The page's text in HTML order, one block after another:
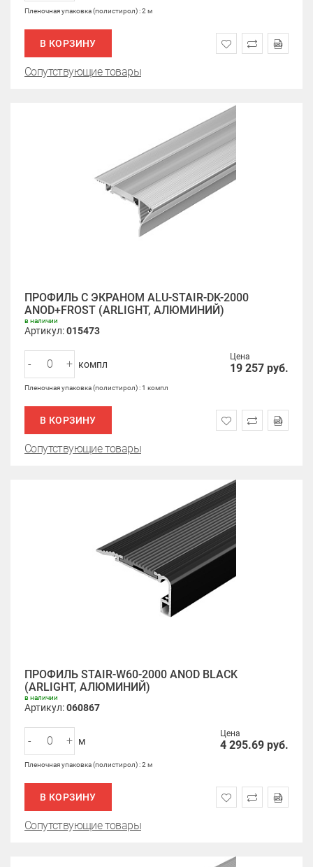
Пленочная упаковка (полистирол) : 2 м
В КОРЗИНУ
Сопутствующие товары
ПРОФИЛЬ С ЭКРАНОМ ALU-STAIR-DK-2000
ANOD+FROST (ARLIGHT, АЛЮМИНИЙ)
в наличии
Артикул:015473
Цена
19 257 руб.
- + компл
Пленочная упаковка (полистирол) : 1 компл
В КОРЗИНУ
Сопутствующие товары
ПРОФИЛЬ STAIR-W60-2000 ANOD BLACK
(ARLIGHT, АЛЮМИНИЙ)
в наличии
Артикул:060867
Цена
4 295.69 руб.
- + м
Пленочная упаковка (полистирол) : 2 м
В КОРЗИНУ
Сопутствующие товары